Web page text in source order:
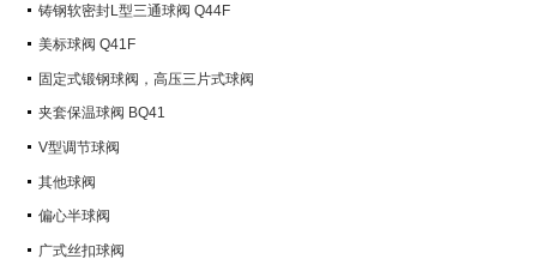
铸钢软密封L型三通球阀 Q44F
美标球阀 Q41F
固定式锻钢球阀，高压三片式球阀
Q347Y,Q347F
夹套保温球阀 BQ41
V型调节球阀
其他球阀
偏心半球阀
广式丝扣球阀